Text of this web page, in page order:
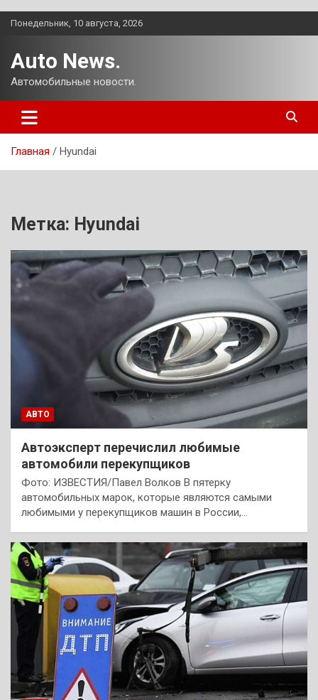
Перейти
Понедельник, 10 августа, 2026
Auto News.
Автомобильные новости.
Главная Hyundai
Метка: Hyundai
АВТО
Автоэксперт перечислил любимые
автомобили перекупщиков
Фото: ИЗВЕСТИЯ/Павел Волков В пятерку
автомобильных марок, которые являются самыми
любимыми у перекупщиков машин в России,…